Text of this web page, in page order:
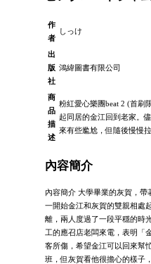
作
者
しっけ
出
版
社
鴻緯圖書有限公司
商
品
描
述
粉紅愛心樂團beat 2 (首刷
起同居的金江回到老家。
來有些尷尬，但隨後慢慢
內容簡介
內容簡介 大學畢業的灰賀，
一開始金江和灰賀的雙親相處
離，兩人度過了一段平穩的時
工的應召店老闆來電，表明「
客所傷，希望金江可以回來幫
班，但灰賀看他很擔心的樣子